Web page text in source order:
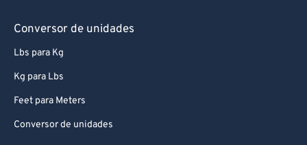
Conversor de unidades
Lbs para Kg
Kg para Lbs
Feet para Meters
Conversor de unidades